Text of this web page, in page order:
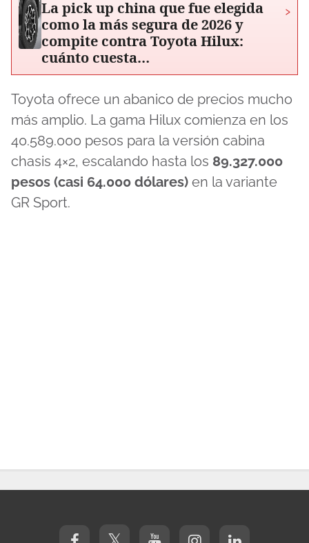
La pick up china que fue elegida
como la más segura de 2026 y
compite contra Toyota Hilux:
cuánto cuesta…
›
Toyota ofrece un abanico de precios mucho
más amplio. La gama Hilux comienza en los
40.589.000 pesos para la versión cabina
chasis 4×2, escalando hasta los 89.327.000
pesos (casi 64.000 dólares) en la variante
GR Sport.